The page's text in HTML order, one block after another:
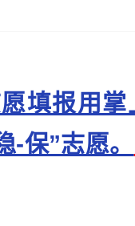
填报用
-保”志愿。